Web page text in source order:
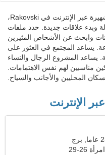
BgrDatingGo - خدمة المواعدة الشهيرة عبر الإنترنت في Rakovski،
وبدء علاقات جديدة. حدد ملفات
وابحث عن الأشخاص المثيرين
يساعد المجتمع في العثور على
يساعد المشروع الرجال والنساء
مناسبين لهم نفس الاهتمامات.
الإنترنت
يبلغ من العمر 23 عاما, برج
26-29